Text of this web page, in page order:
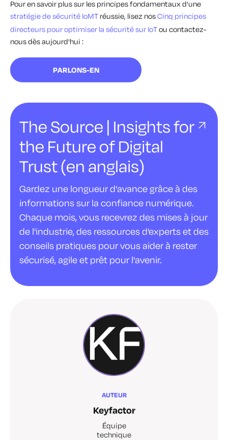
Pour en savoir plus sur les principes fondamentaux d'une
stratégie de sécurité IoMT réussie, lisez nosCinq principes
directeurs pour optimiser la sécurité sur IoTou contactez-
nous dès aujourd'hui :
PARLONS-EN
The Source | Insights for
the Future of Digital
Trust (en anglais)
Gardez une longueur d'avance grâce à des
informations sur la confiance numérique.
Chaque mois, vous recevrez des mises à jour
de l'industrie, des ressources d'experts et des
conseils pratiques pour vous aider à rester
sécurisé, agile et prêt pour l'avenir.
AUTEUR
Keyfactor
Équipe
technique